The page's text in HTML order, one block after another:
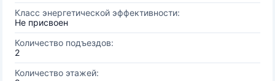
Класс энергетической эффективности:
Не присвоен
Количество подъездов:
2
Количество этажей: